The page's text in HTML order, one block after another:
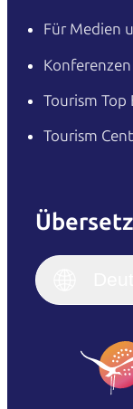
Für Medien
Tourism Top
Tourism
English